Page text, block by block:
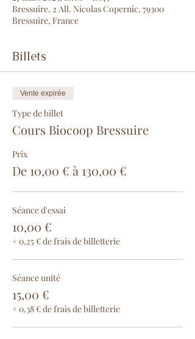
Bressuire, 2 All. Nicolas Copernic, 79300
Bressuire, France
Billets
Vente expirée
Type de billet
Cours Biocoop Bressuire
Prix
De 10,00 € à 130,00 €
Séance d'essai
10,00 €
+ 0,25 € de frais de billetterie
Séance unité
15,00 €
+ 0,38 € de frais de billetterie